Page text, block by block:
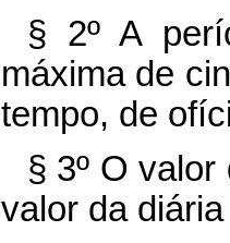
§ 2ºA
máxima de
tempo, de
§ 3º O
valor da